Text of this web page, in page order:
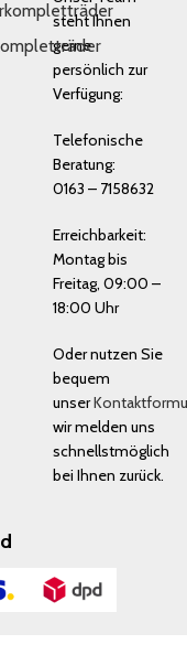
steht Ihnen
gerne
persönlich zur
Verfügung:
Telefonische
Beratung:
0163 – 7158632
Erreichbarkeit:
Montag bis
Freitag, 09:00 –
18:00 Uhr
Oder nutzen Sie
bequem
unser
wir melden uns
schnellstmöglich
bei Ihnen zurück.